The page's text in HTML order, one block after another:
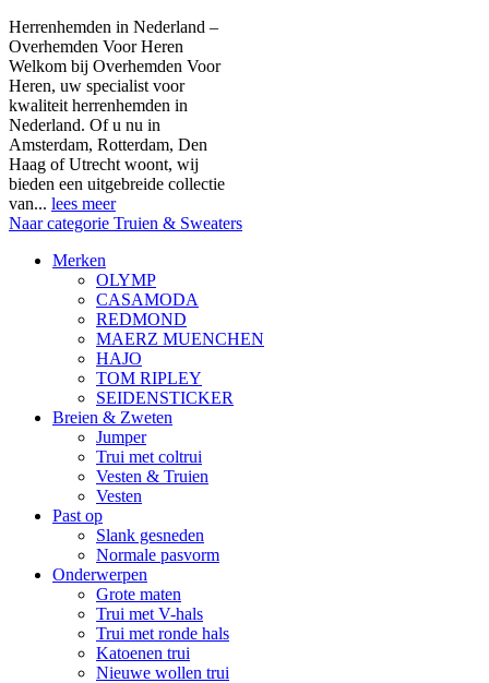
Herrenhemden in Nederland –
Overhemden Voor Heren
Welkom bij Overhemden Voor
Heren, uw specialist voor
kwaliteit herrenhemden in
Nederland. Of u nu in
Amsterdam, Rotterdam, Den
Haag of Utrecht woont, wij
bieden een uitgebreide collectie
van... lees meer
Naar categorie Truien & Sweaters
Merken
OLYMP
CASAMODA
REDMOND
MAERZ MUENCHEN
HAJO
TOM RIPLEY
SEIDENSTICKER
Breien & Zweten
Jumper
Trui met coltrui
Vesten & Truien
Vesten
Past op
Slank gesneden
Normale pasvorm
Onderwerpen
Grote maten
Trui met V-hals
Trui met ronde hals
Katoenen trui
Nieuwe wollen trui